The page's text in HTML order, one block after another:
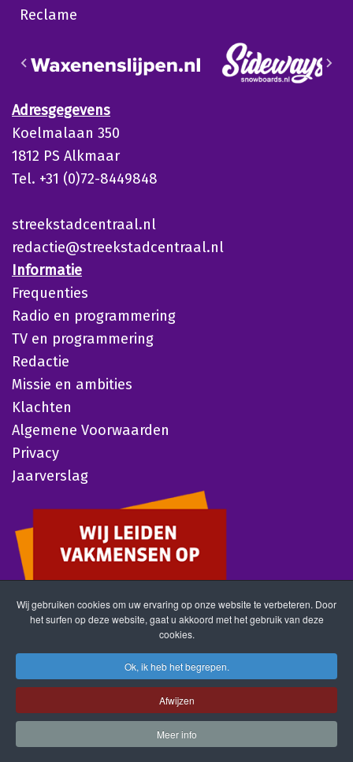
Reclame
Adresgegevens
Koelmalaan 350
1812 PS Alkmaar
Tel. +31 (0)72-8449848
streekstadcentraal.nl
redactie@streekstadcentraal.nl
Informatie
Frequenties
Radio en programmering
TV en programmering
Redactie
Missie en ambities
Klachten
Algemene Voorwaarden
Privacy
Jaarverslag
Wij gebruiken cookies om uw ervaring op onze website te verbeteren. Door
het surfen op deze website, gaat u akkoord met het gebruik van deze
cookies.
Ok, ik heb het begrepen.
Afwijzen
Meer info